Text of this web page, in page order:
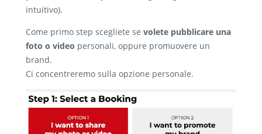
intuitivo).
Come primo step scegliete se volete pubblicare una
foto o video personali, oppure promuovere un
brand.
Ci concentreremo sulla opzione personale.